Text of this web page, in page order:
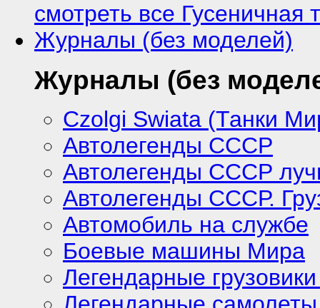
смотреть все Гусеничная
Журналы (без моделей)
Журналы (без
Czolgi Swiata (Танки
Автолегенды СССР
Автолегенды СССР
Автолегенды СССР.
Автомобиль на службе
Боевые машины Мира
Легендарные